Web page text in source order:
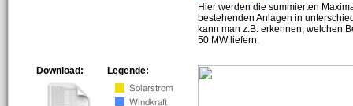
Hier werden die summierten
bestehenden Anlagen in
kann man z.B. erkennen, welchen
50 MW liefern.
Legende:
Download: